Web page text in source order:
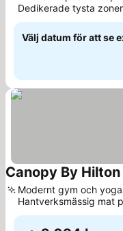
Dedikerade tysta
studieutrymmen
Välj datum för att se
Canopy By
Modernt gym och
Hantverksmässig mat
Dia